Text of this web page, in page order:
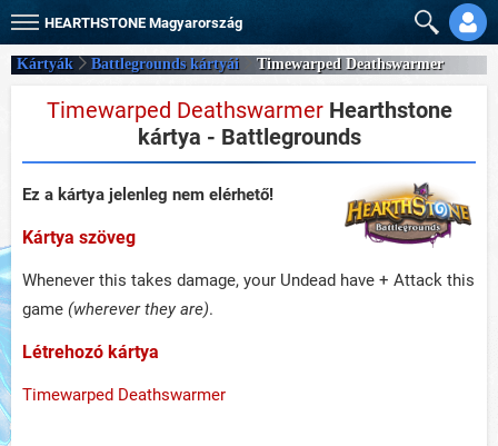
HEARTHSTONE Magyarország
Kártyák Battlegrounds kártyái Timewarped Deathswarmer
Timewarped DeathswarmerHearthstone
kártya - Battlegrounds
Ez a kártya jelenleg nem elérhető!
Kártya szöveg
Whenever this takes damage, your Undead have + Attack this
game (wherever they are).
Létrehozó kártya
Timewarped Deathswarmer